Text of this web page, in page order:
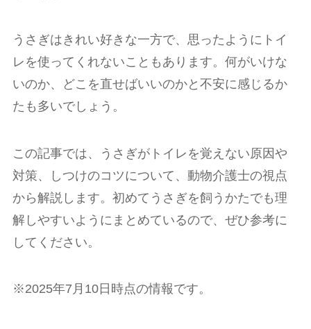
うさぎはきれい好きな一方で、思ったようにトイ
レを使ってくれないこともあります。何がいけな
いのか、どこを直せばいいのかと不安に感じるか
たも多いでしょう。
この記事では、うさぎがトイレを覚えない原因や
対策、しつけのコツについて、動物介護士の視点
から解説します。初めてうさぎを飼うかたでも理
解しやすいようにまとめているので、ぜひ参考に
してください。
※2025年7月10日時点の情報です。